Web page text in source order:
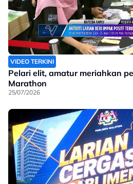
VIDEO TERKINI
Pelari elit, amatur meriahkan
Marathon
25/07/2026